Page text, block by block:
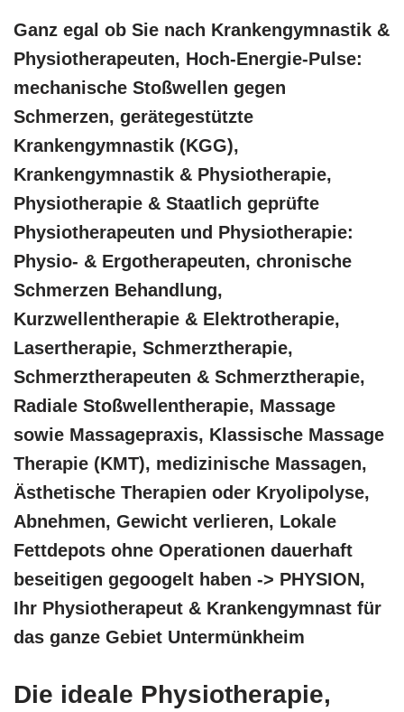
Ganz egal ob Sie nach Krankengymnastik &
Physiotherapeuten, Hoch-Energie-Pulse:
mechanische Stoßwellen gegen
Schmerzen, gerätegestützte
Krankengymnastik (KGG),
Krankengymnastik & Physiotherapie,
Physiotherapie & Staatlich geprüfte
Physiotherapeuten und Physiotherapie:
Physio- & Ergotherapeuten, chronische
Schmerzen Behandlung,
Kurzwellentherapie & Elektrotherapie,
Lasertherapie, Schmerztherapie,
Schmerztherapeuten & Schmerztherapie,
Radiale Stoßwellentherapie, Massage
sowie Massagepraxis, Klassische Massage
Therapie (KMT), medizinische Massagen,
Ästhetische Therapien oder Kryolipolyse,
Abnehmen, Gewicht verlieren, Lokale
Fettdepots ohne Operationen dauerhaft
beseitigen gegoogelt haben -> PHYSION,
Ihr Physiotherapeut & Krankengymnast für
das ganze Gebiet Untermünkheim
Die ideale Physiotherapie,